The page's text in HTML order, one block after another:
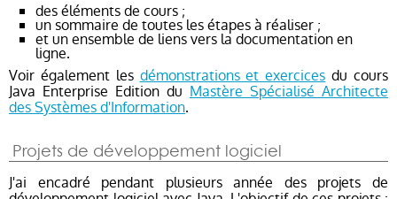
des éléments de cours ;
un sommaire de toutes les étapes à réaliser ;
et un ensemble de liens vers la documentation en
ligne.
Voir également les démonstrations et exercices du cours
Java Enterprise Edition du Mastère Spécialisé Architecte
des Systèmes d'Information.
Projets de développement logiciel
J'ai encadré pendant plusieurs année des projets de